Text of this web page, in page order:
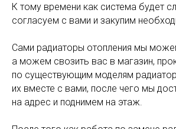
К тому времени как система будет
согласуем с вами и закупим
Сами радиаторы отопления мы
а можем свозить вас в магазин,
по существующим моделям
их вместе с вами, после чего мы
на адрес и поднимем на этаж.